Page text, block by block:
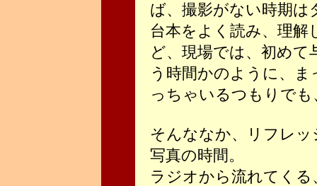
ば、撮影がない時期は
台本をよく読み、理解
ど、現場では、初め
う時間かのように、
っちゃいるつもりで
そんななか、リフレ
写真の時間。
ラジオから流れてく